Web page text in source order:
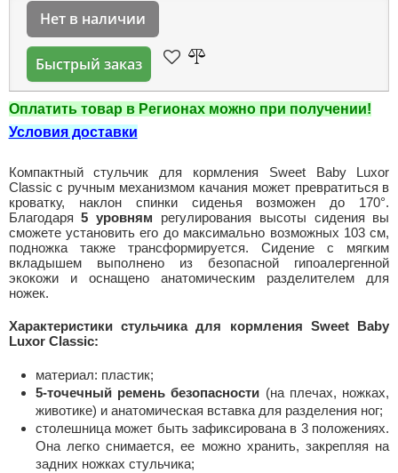
Нет в наличии
Быстрый заказ
Оплатить товар в Регионах можно при получении!
Условия доставки
Компактный стульчик для кормления Sweet Baby Luxor
Classic с ручным механизмом качания может превратиться в
кроватку, наклон спинки сиденья возможен до 170°.
Благодаря5 уровням регулирования высоты сидения вы
сможете установить его до максимально возможных 103 см,
подножка также трансформируется. Сидение с мягким
вкладышем выполнено из безопасной гипоалергенной
экокожи и оснащено анатомическим разделителем для
ножек.
Характеристики стульчика для кормления Sweet Baby
Luxor Classic:
материал: пластик;
5-точечный ремень безопасности (на плечах, ножках,
животике) и анатомическая вставка для разделения ног;
столешница может быть зафиксирована в 3 положениях.
Она легко снимается, ее можно хранить, закрепляя на
задних ножках стульчика;